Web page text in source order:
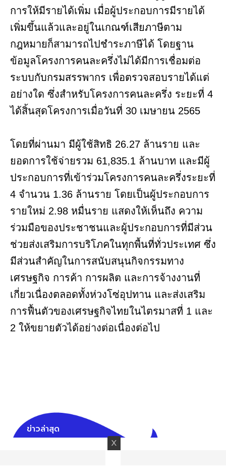
การให้มีรายได้เพิ่ม เมื่อผู้ประกอบการมีรายได้
เพิ่มขึ้นแล้วและอยู่ในเกณฑ์เสียภาษีตาม
กฎหมายก็สามารถไปชำระภาษีได้ โดยฐาน
ข้อมูลโครงการคนละครึ่งไม่ได้มีการเชื่อมต่อ
ระบบกับกรมสรรพากร เพื่อตรวจสอบรายได้แต่
อย่างใด ซึ่งสำหรับโครงการคนละครึ่ง ระยะที่ 4
ได้สิ้นสุดโครงการเมื่อวันที่ 30 เมษายน 2565
โดยที่ผ่านมา มีผู้ใช้สิทธิ 26.27 ล้านราย และ
ยอดการใช้จ่ายรวม 61,835.1 ล้านบาท และมีผู้
ประกอบการที่เข้าร่วมโครงการคนละครึ่งระยะที่
4 จำนวน 1.36 ล้านราย โดยเป็นผู้ประกอบการ
รายใหม่ 2.98 หมื่นราย แสดงให้เห็นถึง ความ
ร่วมมือของประชาชนและผู้ประกอบการที่มีส่วน
ช่วยส่งเสริมการบริโภคในทุกพื้นที่ทั่วประเทศ ซึ่ง
มีส่วนสำคัญในการสนับสนุนกิจกรรมทาง
เศรษฐกิจ การค้า การผลิต และการจ้างงานที่
เกี่ยวเนื่องตลอดทั้งห่วงโซ่อุปทาน และส่งเสริม
การฟื้นตัวของเศรษฐกิจไทยในไตรมาสที่ 1 และ
2 ให้ขยายตัวได้อย่างต่อเนื่องต่อไป
ข่าวล่าสุด